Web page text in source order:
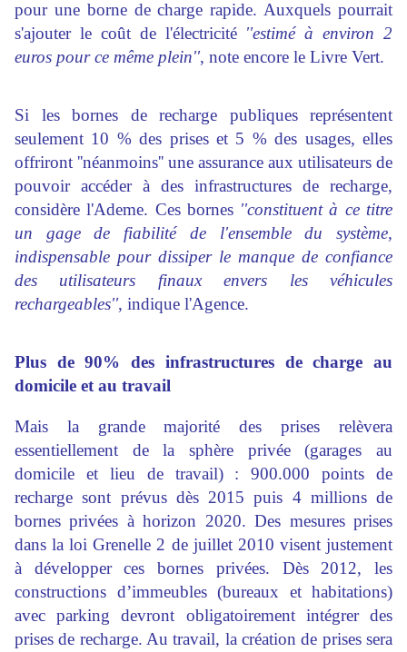
pour une borne de charge rapide. Auxquels pourrait
s'ajouter le coût de l'électricité ''estimé à environ 2
euros pour ce même plein'', note encore le Livre Vert.
Si les bornes de recharge publiques représentent
seulement 10 % des prises et 5 % des usages, elles
offriront ''néanmoins'' une assurance aux utilisateurs de
pouvoir accéder à des infrastructures de recharge,
considère l'Ademe. Ces bornes ''constituent à ce titre
un gage de fiabilité de l'ensemble du système,
indispensable pour dissiper le manque de confiance
des utilisateurs finaux envers les véhicules
rechargeables'', indique l'Agence.
Plus de 90% des infrastructures de charge au
domicile et au travail
Mais la grande majorité des prises relèvera
essentiellement de la sphère privée (garages au
domicile et lieu de travail) : 900.000 points de
recharge sont prévus dès 2015 puis 4 millions de
bornes privées à horizon 2020. Des mesures prises
dans la loi Grenelle 2 de juillet 2010 visent justement
à développer ces bornes privées. Dès 2012, les
constructions d’immeubles (bureaux et habitations)
avec parking devront obligatoirement intégrer des
prises de recharge. Au travail, la création de prises sera